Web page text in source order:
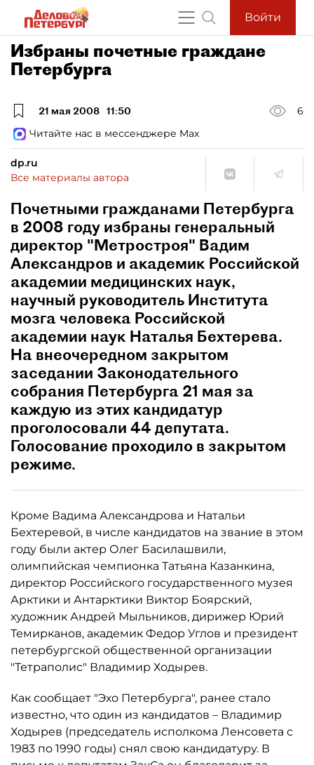
Войти
Избраны почетные граждане
Петербурга
21 мая 2008 11:50
6
Читайте нас в мессенджере Max
dp.ru
Все материалы автора
Почетными гражданами Петербурга
в 2008 году избраны генеральный
директор "Метростроя" Вадим
Александров и академик Российской
академии медицинских наук,
научный руководитель Института
мозга человека Российской
академии наук Наталья Бехтерева.
На внеочередном закрытом
заседании Законодательного
собрания Петербурга 21 мая за
каждую из этих кандидатур
проголосовали 44 депутата.
Голосование проходило в закрытом
режиме.
Кроме Вадима Александрова и Натальи
Бехтеревой, в числе кандидатов на звание в этом
году были актер Олег Басилашвили,
олимпийская чемпионка Татьяна Казанкина,
директор Российского государственного музея
Арктики и Антарктики Виктор Боярский,
художник Андрей Мыльников, дирижер Юрий
Темирканов, академик Федор Углов и президент
петербургской общественной организации
"Тетраполис" Владимир Ходырев.
Как сообщает "Эхо Петербурга", ранее стало
известно, что один из кандидатов – Владимир
Ходырев (председатель исполкома Ленсовета с
1983 по 1990 годы) снял свою кандидатуру. В